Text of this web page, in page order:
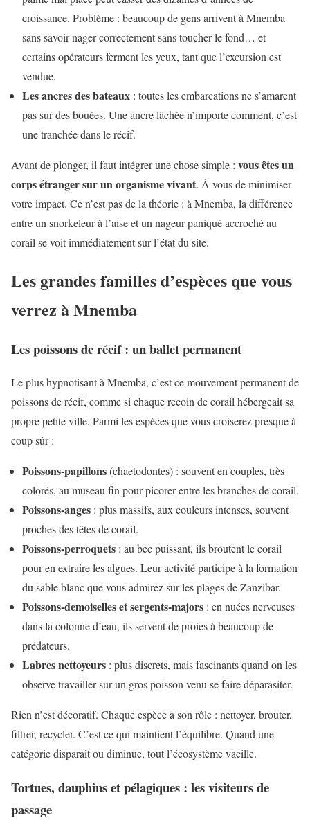
croissance. Problème : beaucoup de gens arrivent à Mnemba
sans savoir nager correctement sans toucher le fond… et
certains opérateurs ferment les yeux, tant que l’excursion est
vendue.
Les ancres des bateaux : toutes les embarcations ne s’amarent
pas sur des bouées. Une ancre lâchée n’importe comment, c’est
une tranchée dans le récif.
Avant de plonger, il faut intégrer une chose simple : vous êtes un
corps étranger sur un organisme vivant. À vous de minimiser
votre impact. Ce n’est pas de la théorie : à Mnemba, la différence
entre un snorkeleur à l’aise et un nageur paniqué accroché au
corail se voit immédiatement sur l’état du site.
Les grandes familles d’espèces que vous
verrez à Mnemba
Les poissons de récif : un ballet permanent
Le plus hypnotisant à Mnemba, c’est ce mouvement permanent de
poissons de récif, comme si chaque recoin de corail hébergeait sa
propre petite ville. Parmi les espèces que vous croiserez presque à
coup sûr :
Poissons-papillons(chaetodontes) : souvent en couples, très
colorés, au museau fin pour picorer entre les branches de corail.
Poissons-anges : plus massifs, aux couleurs intenses, souvent
proches des têtes de corail.
Poissons-perroquets : au bec puissant, ils broutent le corail
pour en extraire les algues. Leur activité participe à la formation
du sable blanc que vous admirez sur les plages de Zanzibar.
Poissons-demoiselles et sergents-majors : en nuées nerveuses
dans la colonne d’eau, ils servent de proies à beaucoup de
prédateurs.
Labres nettoyeurs : plus discrets, mais fascinants quand on les
observe travailler sur un gros poisson venu se faire déparasiter.
Rien n’est décoratif. Chaque espèce a son rôle : nettoyer, brouter,
filtrer, recycler. C’est ce qui maintient l’équilibre. Quand une
catégorie disparaît ou diminue, tout l’écosystème vacille.
Tortues, dauphins et pélagiques : les visiteurs de
passage